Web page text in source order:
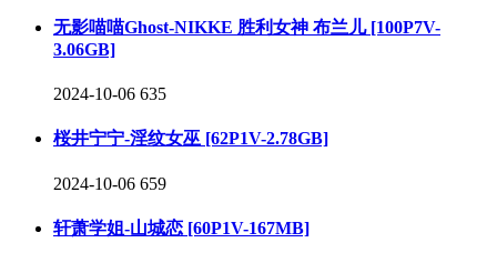
无影喵喵Ghost-NIKKE 胜利女神 布兰儿 [100P7V-
3.06GB]
2024-10-06 635
桜井宁宁-淫纹女巫 [62P1V-2.78GB]
2024-10-06 659
轩萧学姐-山城恋 [60P1V-167MB]